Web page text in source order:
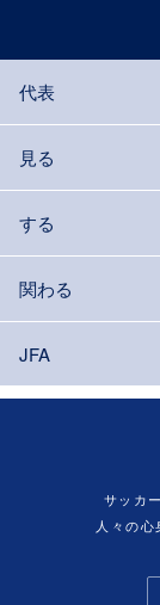
代表
見る
する
関わる
JFA
サッカ
人々の